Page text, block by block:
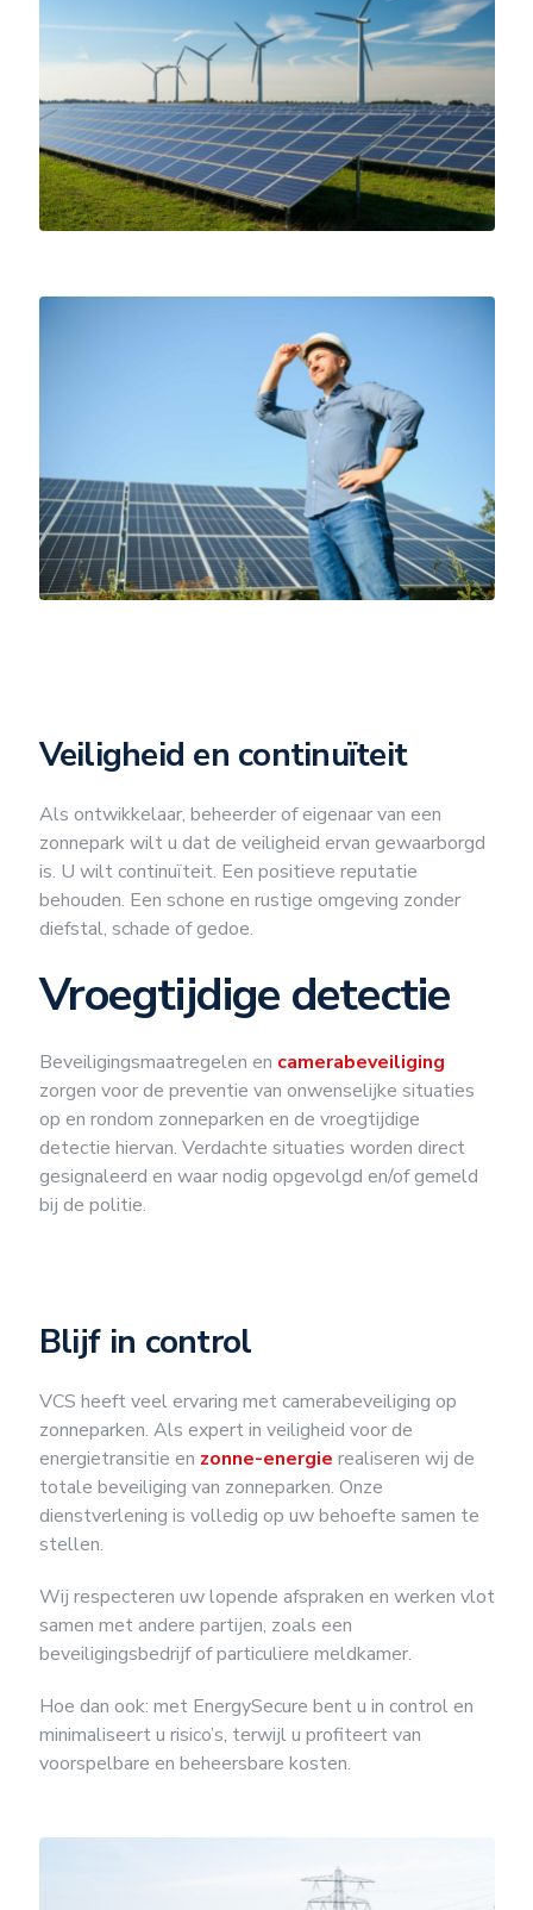
Veiligheid en continuïteit
Als ontwikkelaar, beheerder of eigenaar van een
zonnepark wilt u dat de veiligheid ervan gewaarborgd
is. U wilt continuïteit. Een positieve reputatie
behouden. Een schone en rustige omgeving zonder
diefstal, schade of gedoe.
Vroegtijdige detectie
Beveiligingsmaatregelen en camerabeveiliging
zorgen voor de preventie van onwenselijke situaties
op en rondom zonneparken en de vroegtijdige
detectie hiervan. Verdachte situaties worden direct
gesignaleerd en waar nodig opgevolgd en/of gemeld
bij de politie.
Blijf in control
VCS heeft veel ervaring met camerabeveiliging op
zonneparken. Als expert in veiligheid voor de
energietransitie en zonne-energie realiseren wij de
totale beveiliging van zonneparken. Onze
dienstverlening is volledig op uw behoefte samen te
stellen.
Wij respecteren uw lopende afspraken en werken vlot
samen met andere partijen, zoals een
beveiligingsbedrijf of particuliere meldkamer.
Hoe dan ook: met EnergySecure bent u in control en
minimaliseert u risico’s, terwijl u profiteert van
voorspelbare en beheersbare kosten.